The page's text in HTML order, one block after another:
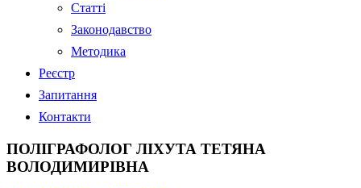
Статті
Законодавство
Методика
Реєстр
Запитання
Контакти
ПОЛІГРАФОЛОГ ЛІХУТА ТЕТЯНА
ВОЛОДИМИРІВНА